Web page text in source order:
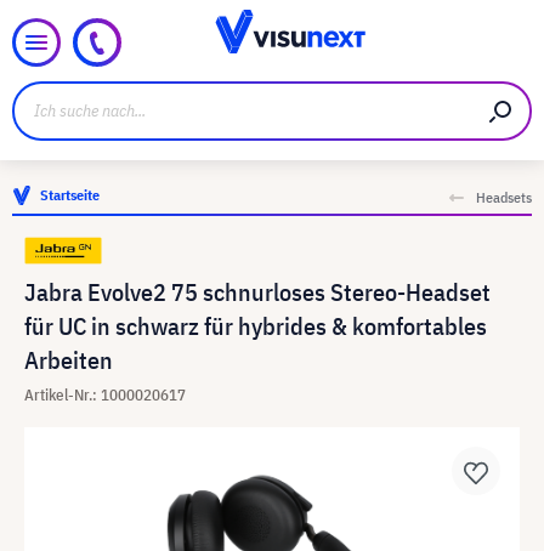
Startseite Headsets
Jabra Evolve2 75 schnurloses Stereo-Headset
für UC in schwarz für hybrides & komfortables
Arbeiten
Artikel-Nr.: 1000020617